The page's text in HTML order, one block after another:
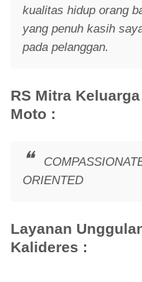
kualitas hidup orang
yang penuh kasih
pada pelanggan.
RS Mitra
Moto :
ORIENTED
Layanan
Kalideres :